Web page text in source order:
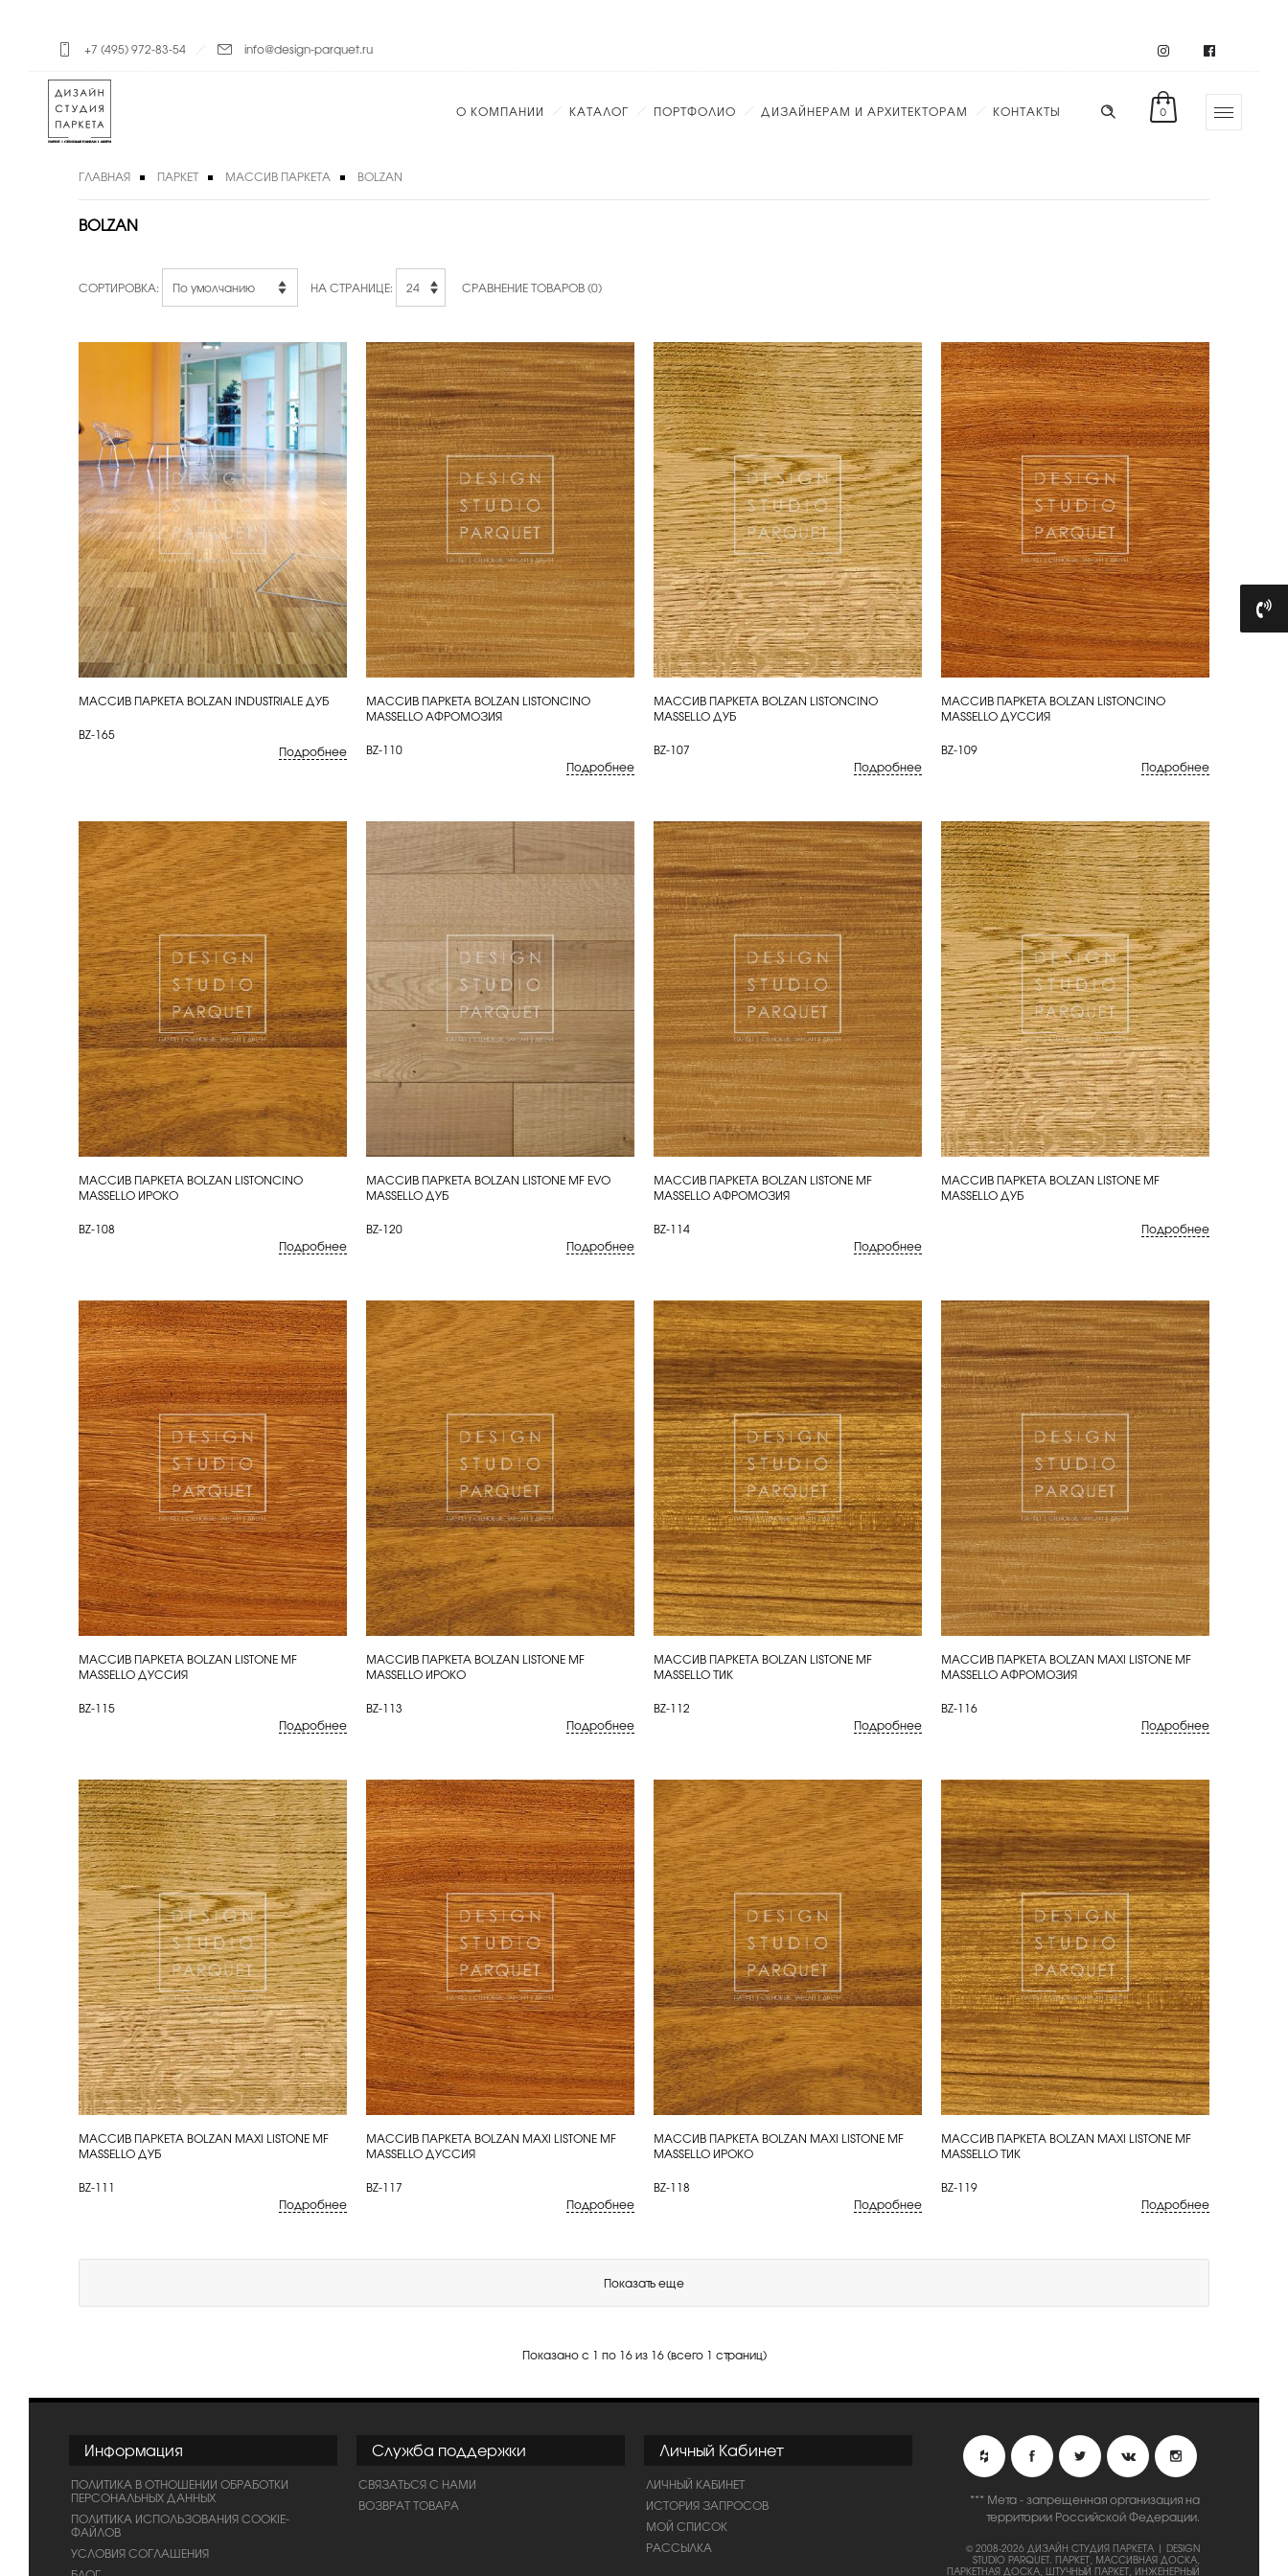
+7 (495) 972-83-54 info@design-parquet.ru
0
О КОМПАНИИ КАТАЛОГ ПОРТФОЛИО ДИЗАЙНЕРАМ И АРХИТЕКТОРАМ КОНТАКТЫ
ГЛАВНАЯ ПАРКЕТ МАССИВ ПАРКЕТА BOLZAN
BOLZAN
СОРТИРОВКА: НА СТРАНИЦЕ: СРАВНЕНИЕ ТОВАРОВ (0)
КУПИТЬ
МАССИВ ПАРКЕТА BOLZAN INDUSTRIALE ДУБ
BZ-165
Подробнее
КУПИТЬ
МАССИВ ПАРКЕТА BOLZAN LISTONCINO
MASSELLO АФРОМОЗИЯ
BZ-110
Подробнее
КУПИТЬ
МАССИВ ПАРКЕТА BOLZAN LISTONCINO
MASSELLO ДУБ
BZ-107
Подробнее
КУПИТЬ
МАССИВ ПАРКЕТА BOLZAN LISTONCINO
MASSELLO ДУССИЯ
BZ-109
Подробнее
КУПИТЬ
МАССИВ ПАРКЕТА BOLZAN LISTONCINO
MASSELLO ИРОКО
BZ-108
Подробнее
КУПИТЬ
МАССИВ ПАРКЕТА BOLZAN LISTONE MF EVO
MASSELLO ДУБ
BZ-120
Подробнее
КУПИТЬ
МАССИВ ПАРКЕТА BOLZAN LISTONE MF
MASSELLO АФРОМОЗИЯ
BZ-114
Подробнее
КУПИТЬ
МАССИВ ПАРКЕТА BOLZAN LISTONE MF
MASSELLO ДУБ
Подробнее
КУПИТЬ
МАССИВ ПАРКЕТА BOLZAN LISTONE MF
MASSELLO ДУССИЯ
BZ-115
Подробнее
КУПИТЬ
МАССИВ ПАРКЕТА BOLZAN LISTONE MF
MASSELLO ИРОКО
BZ-113
Подробнее
КУПИТЬ
МАССИВ ПАРКЕТА BOLZAN LISTONE MF
MASSELLO ТИК
BZ-112
Подробнее
КУПИТЬ
МАССИВ ПАРКЕТА BOLZAN MAXI LISTONE MF
MASSELLO АФРОМОЗИЯ
BZ-116
Подробнее
КУПИТЬ
МАССИВ ПАРКЕТА BOLZAN MAXI LISTONE MF
MASSELLO ДУБ
BZ-111
Подробнее
КУПИТЬ
МАССИВ ПАРКЕТА BOLZAN MAXI LISTONE MF
MASSELLO ДУССИЯ
BZ-117
Подробнее
КУПИТЬ
МАССИВ ПАРКЕТА BOLZAN MAXI LISTONE MF
MASSELLO ИРОКО
BZ-118
Подробнее
КУПИТЬ
МАССИВ ПАРКЕТА BOLZAN MAXI LISTONE MF
MASSELLO ТИК
BZ-119
Подробнее
Показать еще
Показано с 1 по 16 из 16 (всего 1 страниц)
Информация
ПОЛИТИКА В ОТНОШЕНИИ ОБРАБОТКИ
ПЕРСОНАЛЬНЫХ ДАННЫХ
ПОЛИТИКА ИСПОЛЬЗОВАНИЯ COOKIE-
ФАЙЛОВ
УСЛОВИЯ СОГЛАШЕНИЯ
Служба поддержки
СВЯЗАТЬСЯ С НАМИ
ВОЗВРАТ ТОВАРА
Личный Кабинет
ЛИЧНЫЙ КАБИНЕТ
ИСТОРИЯ ЗАПРОСОВ
МОЙ СПИСОК
РАССЫЛКА
*** Мета - запрещенная организация на
территории Российской Федерации.
© 2008-2026 ДИЗАЙН СТУДИЯ ПАРКЕТА | DESIGN
STUDIO PARQUET. ПАРКЕТ, МАССИВНАЯ ДОСКА,
ПАРКЕТНАЯ ДОСКА, ШТУЧНЫЙ ПАРКЕТ, ИНЖЕНЕРНЫЙ